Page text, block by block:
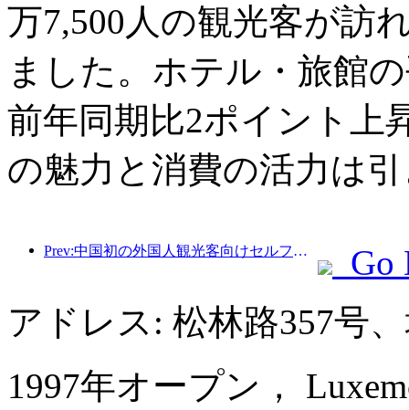
万7,500人の観光客が訪
ました。ホテル・旅館
前年同期比2ポイント上
の魅力と消費の活力は
Prev:中国初の外国人観光客向けセルフサービス文化観光消費システムが上海で開始
Go
アドレス: 松林路357号
1997年オープン，